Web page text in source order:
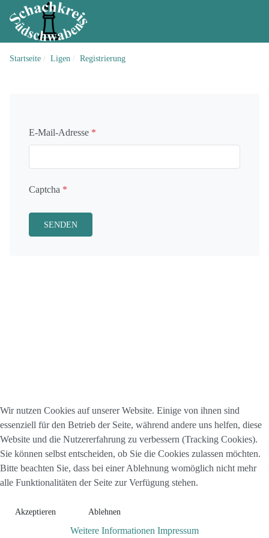
Startseite Ligen Registrierung
E-Mail-Adresse *
Captcha *
SENDEN
Wir nutzen Cookies auf unserer Website. Einige von ihnen sind
essenziell für den Betrieb der Seite, während andere uns helfen, diese
Website und die Nutzererfahrung zu verbessern (Tracking Cookies).
Sie können selbst entscheiden, ob Sie die Cookies zulassen möchten.
Bitte beachten Sie, dass bei einer Ablehnung womöglich nicht mehr
alle Funktionalitäten der Seite zur Verfügung stehen.
Akzeptieren Ablehnen
Weitere Informationen Impressum